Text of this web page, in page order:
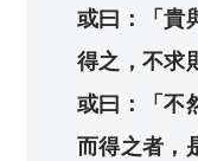
或曰：「貴
得之，不求
或曰：「不
而得之者，